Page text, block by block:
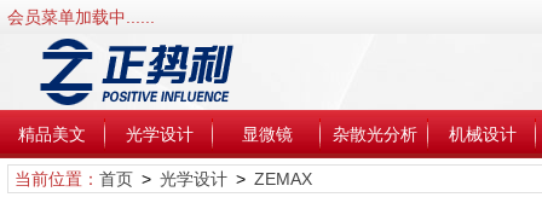
会员菜单加载中......
精品美文 光学设计 显微镜 杂散光分析 机械设计
当前位置： 首页> 光学设计> ZEMAX